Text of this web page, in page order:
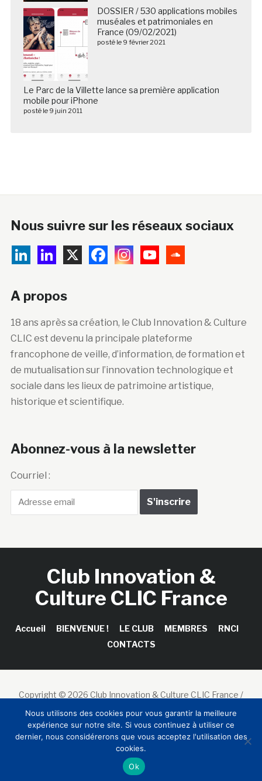
DOSSIER / 530 applications mobiles
muséales et patrimoniales en
France (09/02/2021)
posté le 9 février 2021
Le Parc de la Villette lance sa première application
mobile pour iPhone
posté le 9 juin 2011
Nous suivre sur les réseaux sociaux
A propos
18 ans après sa création, le Club Innovation & Culture
CLIC est devenu la principale plateforme
francophone de veille, d’information, de formation et
de mutualisation sur l’innovation technologique et
sociale dans les lieux de patrimoine artistique,
historique et scientifique.
Abonnez-vous à la newsletter
Courriel :
Club Innovation &
Culture CLIC France
Accueil BIENVENUE ! LE CLUB MEMBRES
RNCI
CONTACTS
Copyright © 2026 Club Innovation & Culture CLIC France /
Sinapses Conseils
Nous utilisons des cookies pour vous garantir la meilleure
expérience sur notre site. Si vous continuez à utiliser ce
dernier, nous considérerons que vous acceptez l'utilisation des
cookies.
Ok